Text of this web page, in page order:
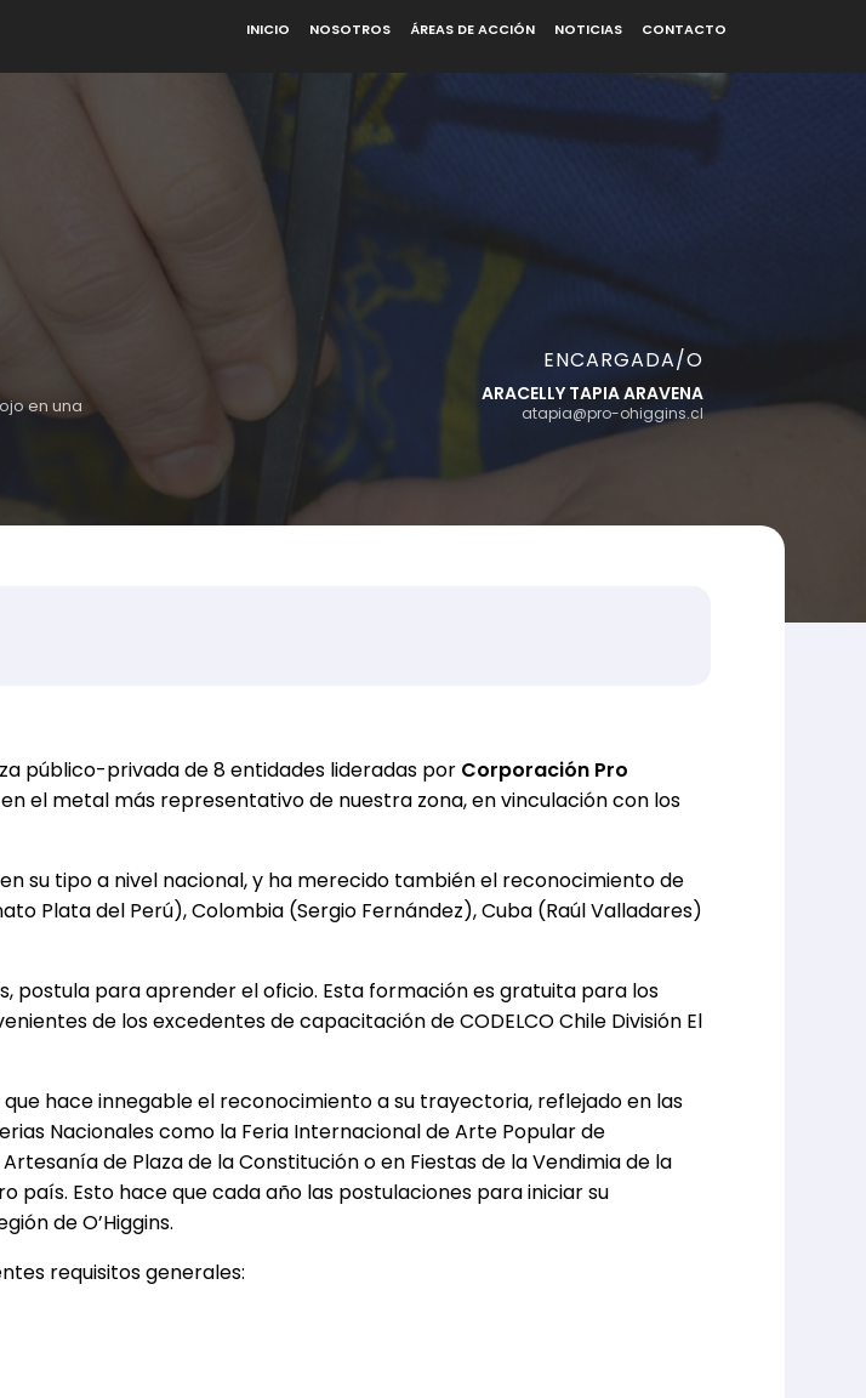
INICIO NOSOTROS ÁREAS DE ACCIÓN NOTICIAS CONTACTO
en una
ENCARGADA/O
ARACELLY TAPIA ARAVENA
atapia@pro-ohiggins.cl
público-privada de 8 entidades lideradas por Corporación Pro
el metal más representativo de nuestra zona, en vinculación con los
su tipo a nivel nacional, y ha merecido también el reconocimiento de
Plata del Perú), Colombia (Sergio Fernández), Cuba (Raúl Valladares)
postula para aprender el oficio. Esta formación es gratuita para los
de los excedentes de capacitación de CODELCO Chile División El
hace innegable el reconocimiento a su trayectoria, reflejado en las
Nacionales como la Feria Internacional de Arte Popular de
de Plaza de la Constitución o en Fiestas de la Vendimia de la
país. Esto hace que cada año las postulaciones para iniciar su
de O’Higgins.
requisitos generales: